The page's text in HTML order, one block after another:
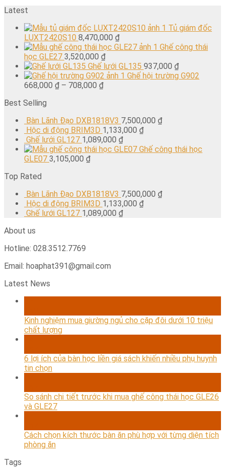
Latest
Tủ giám đốc
LUXT2420S10 8,470,000 ₫
Ghế công thái
học GLE27 3,520,000 ₫
Ghế lưới GL135 937,000 ₫
Ghế hội trường G902
668,000 ₫ – 708,000 ₫
Best Selling
Bàn Lãnh Đạo DXB1818V3 7,500,000 ₫
Hộc di động BRIM3D 1,133,000 ₫
Ghế lưới GL127 1,089,000 ₫
Ghế công thái học
GLE07 3,105,000 ₫
Top Rated
Bàn Lãnh Đạo DXB1818V3 7,500,000 ₫
Hộc di động BRIM3D 1,133,000 ₫
Ghế lưới GL127 1,089,000 ₫
About us
Hotline: 028.3512.7769
Email: hoaphat391@gmail.com
Latest News
Kinh nghiệm mua giường ngủ cho cặp đôi dưới 10 triệu
chất lượng
6 lợi ích của bàn học liền giá sách khiến nhiều phụ huynh
tin chọn
So sánh chi tiết trước khi mua ghế công thái học GLE26
và GLE27
Cách chọn kích thước bàn ăn phù hợp với từng diện tích
phòng ăn
Tags